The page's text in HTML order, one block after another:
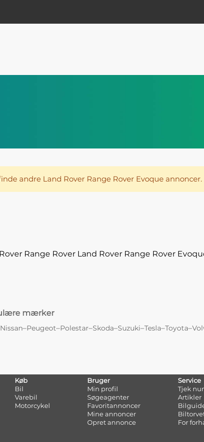
andre Land Rover Range Rover Evoque annoncer.
Range Rover Land Rover Range Rover
mærker
Nissan–Peugeot–Polestar–Skoda–Suzuki–Tesla–Toyota–
Køb
Bil
Varebil
Motorcykel
Bruger
Min profil
Søgeagenter
Favoritannoncer
Mine annoncer
Opret annonce
Service
Tjek
Artikler
For